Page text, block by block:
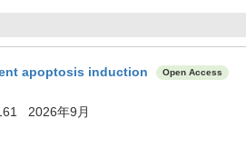
apoptosis induction Open Access
2026年9月